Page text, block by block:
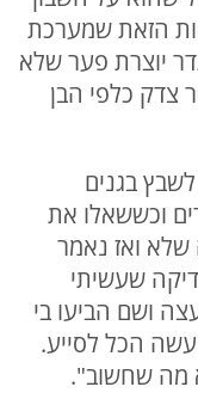
הזאת שמערכת
יוצרת פער שלא
צדק כלפי הבן
בגנים
וכששאלו את
ואז נאמר
שעשיתי
ושם הביעו בי
הכל לסייע.
מה שחשוב".